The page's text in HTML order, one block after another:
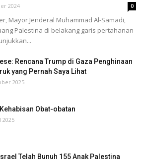
2024 0
Mayor Jenderal Muhammad Al-Samadi,
Palestina di belakang garis pertahanan
Rencana Trump di Gaza Penghinaan
yang Pernah Saya Lihat
2025
Obat-obatan
2025
Telah Bunuh 155 Anak Palestina